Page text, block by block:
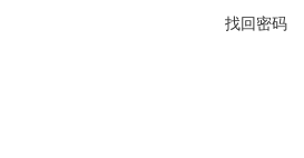
找回密码